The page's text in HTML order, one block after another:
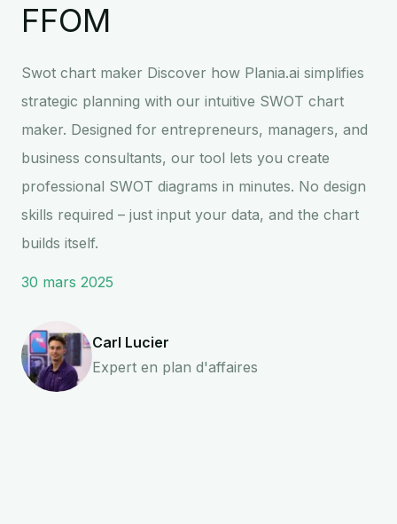
FFOM
Swot chart maker Discover how Plania.ai simplifies
strategic planning with our intuitive SWOT chart
maker. Designed for entrepreneurs, managers, and
business consultants, our tool lets you create
professional SWOT diagrams in minutes. No design
skills required – just input your data, and the chart
builds itself.
30 mars 2025
Carl Lucier
Expert en plan d'affaires